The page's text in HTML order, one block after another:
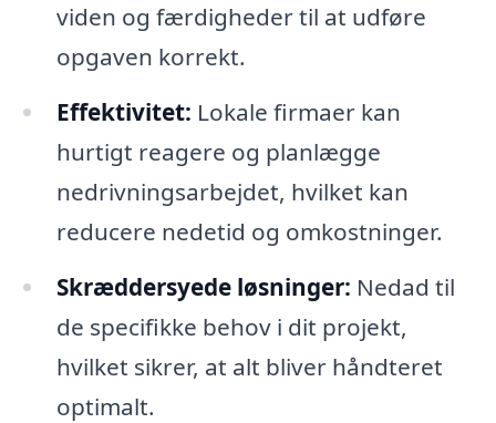
viden og færdigheder til at udføre
opgaven korrekt.
Effektivitet: Lokale firmaer kan
hurtigt reagere og planlægge
nedrivningsarbejdet, hvilket kan
reducere nedetid og omkostninger.
Skræddersyede løsninger: Nedad til
de specifikke behov i dit projekt,
hvilket sikrer, at alt bliver håndteret
optimalt.